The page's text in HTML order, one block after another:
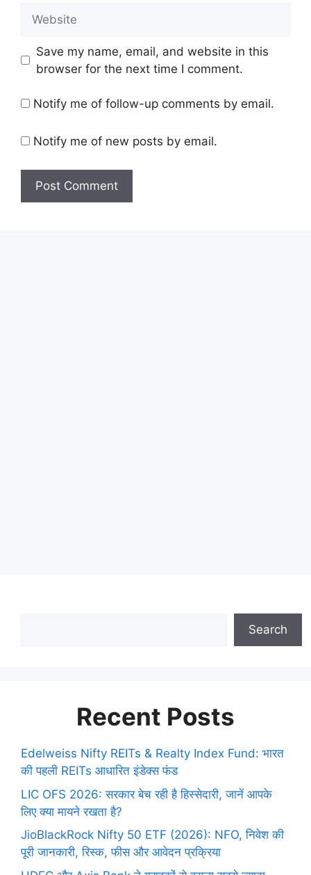
Save my name, email, and website in this
browser for the next time I comment.
Notify me of follow-up comments by email.
Notify me of new posts by email.
Search
Recent Posts
Edelweiss Nifty REITs & Realty Index Fund: भारत
की पहली REITs आधारित इंडेक्स फंड
LIC OFS 2026: सरकार बेच रही है हिस्सेदारी, जानें आपके
लिए क्या मायने रखता है?
JioBlackRock Nifty 50 ETF (2026): NFO, निवेश की
पूरी जानकारी, रिस्क, फीस और आवेदन प्रक्रिया